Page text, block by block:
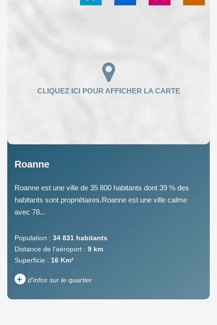
Roanne
Roanne est une ville de 35 800 habitants dont 39 % des
habitants sont propriétaires.Roanne est une ville calme
avec 78...
Population : 34 831 habitants
Distance de l'aéroport : 9 km
Superficie : 16 Km²
+ d'infos sur le quartier